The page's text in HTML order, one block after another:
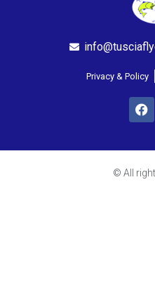
Privacy & Policy
© All